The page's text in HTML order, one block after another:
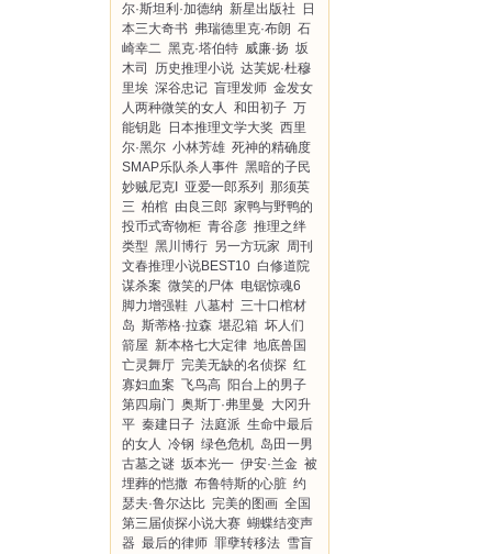
尔·斯坦利·加德纳 新星出版社
日
本三大奇书 弗瑞德里克·布朗 石
崎幸二 黑克·塔伯特 威廉·扬 坂
木司
历史推理小说 达芙妮·杜穆
里埃 深谷忠记 盲理发师 金发女
人两种微笑的女人 和田初子 万
能钥匙
日本推理文学大奖 西里
尔·黑尔 小林芳雄 死神的精确度
SMAP乐队杀人事件 黑暗的子民
妙贼尼克I
亚爱一郎系列
那须英
三 柏棺 由良三郎 家鸭与野鸭的
投币式寄物柜 青谷彦 推理之绊
类型 黑川博行 另一方玩家 周刊
文春推理小说BEST10 白修道院
谋杀案 微笑的尸体 电锯惊魂6
脚力增强鞋 八墓村 三十口棺材
岛 斯蒂格·拉森 堪忍箱 坏人们
箭屋 新本格七大定律 地底兽国
亡灵舞厅 完美无缺的名侦探 红
寡妇血案 飞鸟高 阳台上的男子
第四扇门 奥斯丁·弗里曼 大冈升
平 秦建日子 法庭派 生命中最后
的女人 冷钢 绿色危机 岛田一男
古墓之谜 坂本光一 伊安·兰金 被
埋葬的恺撒 布鲁特斯的心脏 约
瑟夫·鲁尔达比 完美的图画 全国
第三届侦探小说大赛 蝴蝶结变声
器 最后的律师 罪孽转移法 雪盲